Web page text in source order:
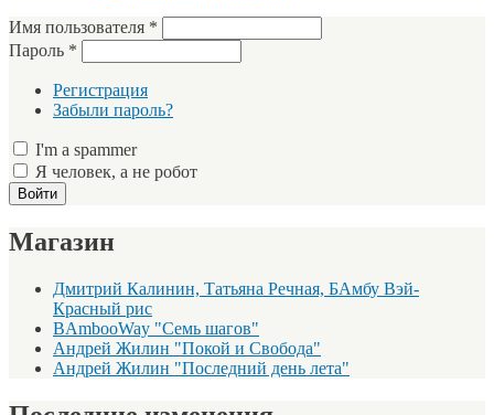
Имя пользователя *
Пароль *
Регистрация
Забыли пароль?
I'm a spammer
Я человек, а не робот
Магазин
Дмитрий Калинин, Татьяна Речная, БАмбу Вэй-
Красный рис
BAmbooWay "Семь шагов"
Андрей Жилин "Покой и Свобода"
Андрей Жилин "Последний день лета"